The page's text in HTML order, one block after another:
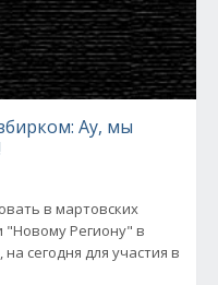
Ау, мы
в мартовских
"Новому Региону" в
сегодня для участия в